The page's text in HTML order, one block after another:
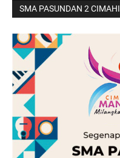
SMA PASUNDAN 2 CIMAHI